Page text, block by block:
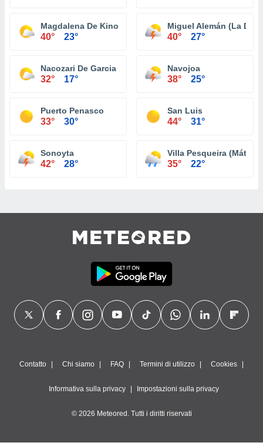
Magdalena De Kino
40° 23°
Miguel Alemán (La
40° 27°
Nacozari De Garcia
32° 17°
Navojoa
38° 25°
Puerto Penasco
33° 30°
San Luis
44° 31°
Sonoyta
42° 28°
Villa Pesqueira
35° 22°
Contatto Chi siamo FAQ Termini di utilizzo Cookies
Informativa sulla privacy Impostazioni sulla privacy
© 2026 Meteored. Tutti i diritti riservati